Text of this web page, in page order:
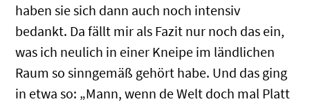
haben sie sich dann auch noch intensiv
bedankt. Da fällt mir als Fazit nur noch das ein,
was ich neulich in einer Kneipe im ländlichen
Raum so sinngemäß gehört habe. Und das ging
in etwa so: „Mann, wenn de Welt doch mal Platt